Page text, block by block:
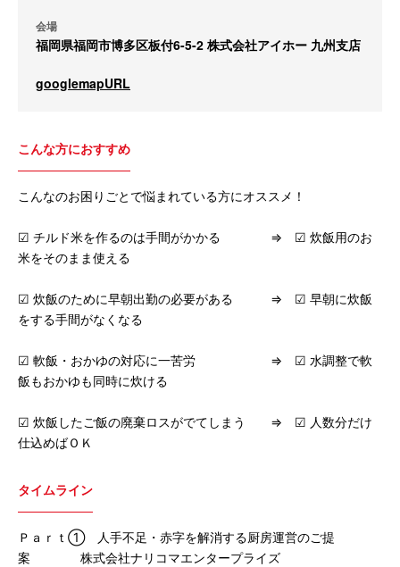
会場
福岡県福岡市博多区板付6-5-2 株式会社アイホー 九州支店
googlemapURL
こんな方におすすめ
こんなのお困りごとで悩まれている方にオススメ！
☑ チルド米を作るのは手間がかかる ⇒ ☑ 炊飯用のお
米をそのまま使える
☑ 炊飯のために早朝出勤の必要がある ⇒ ☑ 早朝に炊飯
をする手間がなくなる
☑ 軟飯・おかゆの対応に一苦労 ⇒ ☑ 水調整で軟
飯もおかゆも同時に炊ける
☑ 炊飯したご飯の廃棄ロスがでてしまう ⇒ ☑ 人数分だけ
仕込めばＯＫ
タイムライン
Ｐａｒｔ① 人手不足・赤字を解消する厨房運営のご提
案 株式会社ナリコマエンタープライズ